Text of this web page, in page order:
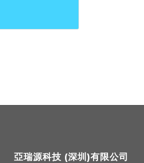
亞瑞源科技 (深圳)有限公司